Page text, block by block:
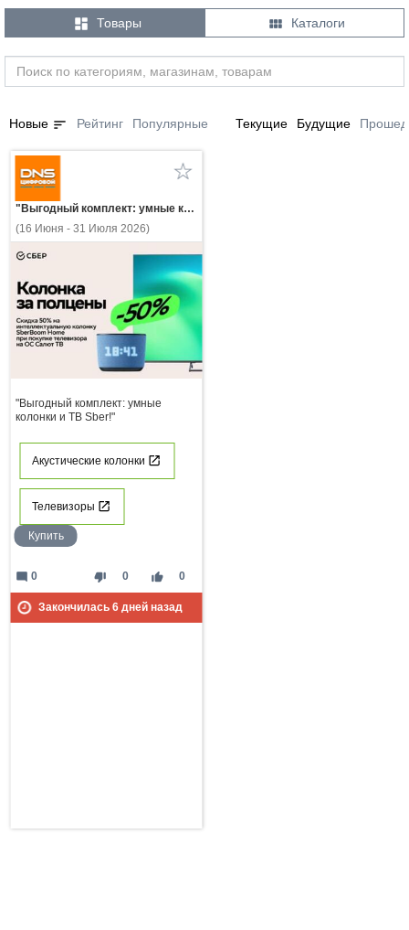
 Товары  Каталоги
Новые sort Рейтинг Популярные Текущие Будущие
"Выгодный комплект: умные колонки и ТВ Sber!"
(16 Июня - 31 Июля 2026)
"Выгодный комплект: умные
колонки и ТВ Sber!"
Акустические колонки
Телевизоры
Купить
thumb_down 0 thumb_up 0
mode_comment 0
Закончилась 6дней назад